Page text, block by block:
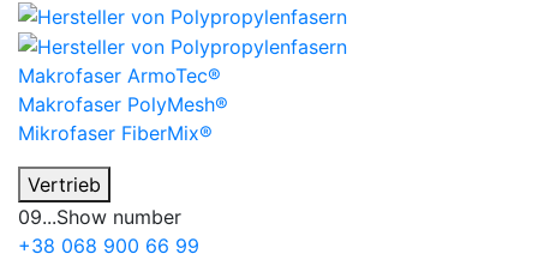
Makrofaser ArmoTec®
Makrofaser PolyMesh®
Mikrofaser FiberMix®
Vertrieb
09...Show number
+38 068 900 66 99